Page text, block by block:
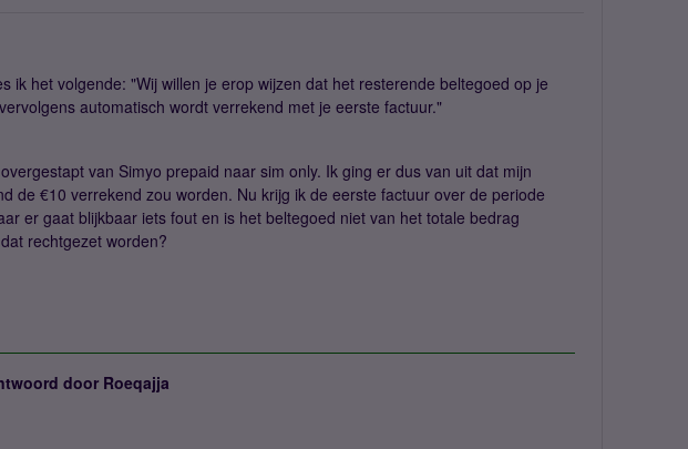
ik het volgende: "Wij willen je erop wijzen dat het resterende beltegoed op je
automatisch wordt verrekend met je eerste factuur."
van Simyo prepaid naar sim only. Ik ging er dus van uit dat mijn
de €10 verrekend zou worden. Nu krijg ik de eerste factuur over de periode
er gaat blijkbaar iets fout en is het beltegoed niet van het totale bedrag
rechtgezet worden?
door Roeqajja